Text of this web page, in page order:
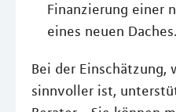
Finanzierung einer
eines neuen Daches.
Bei der
sinnvoller ist,